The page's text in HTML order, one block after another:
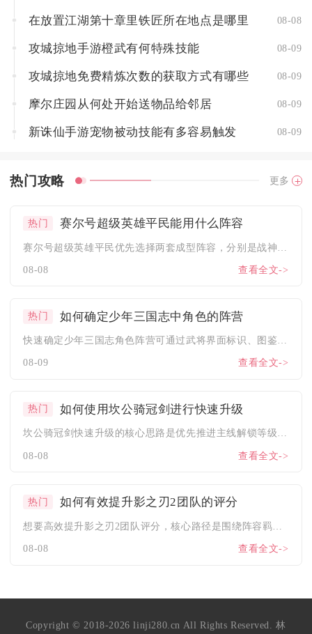
在放置江湖第十章里铁匠所在地点是哪里 08-08
攻城掠地手游橙武有何特殊技能 08-09
攻城掠地免费精炼次数的获取方式有哪些 08-09
摩尔庄园从何处开始送物品给邻居 08-09
新诛仙手游宠物被动技能有多容易触发 08-09
热门攻略 更多
热门 赛尔号超级英雄平民能用什么阵容
08-08 查看全文->
热门 如何确定少年三国志中角色的阵营
08-09 查看全文->
热门 如何使用坎公骑冠剑进行快速升级
坎公骑冠剑快速升级的核心思路是优先推进主线解锁等级上限、合理...
08-08 查看全文->
热门 如何有效提升影之刃2团队的评分
08-08 查看全文->
Copyright © 2018-2026 linji280.cn All Rights Reserved. 林